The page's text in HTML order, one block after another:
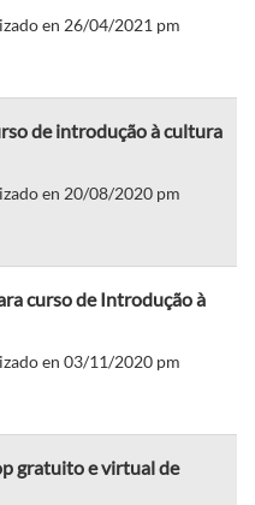
en 26/04/2021 pm
de introdução à cultura
en 20/08/2020 pm
curso de Introdução à
en 03/11/2020 pm
gratuito e virtual de